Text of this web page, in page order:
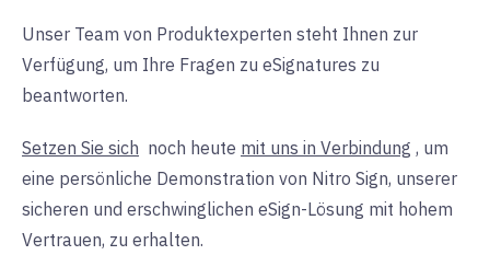
Unser Team von Produktexperten steht Ihnen zur
Verfügung, um Ihre Fragen zu eSignatures zu
beantworten.
Setzen Sie sich noch heute mit uns in Verbindung , um
eine persönliche Demonstration von Nitro Sign, unserer
sicheren und erschwinglichen eSign-Lösung mit hohem
Vertrauen, zu erhalten.